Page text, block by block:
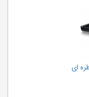
ای